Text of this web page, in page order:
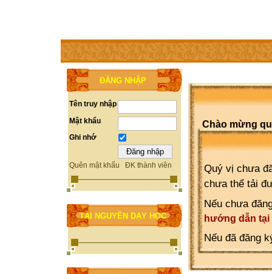
TRANG CHỦ THÀNH VIÊN TRỢ GIÚP WEBSITE
ĐĂNG NHẬP
Tên truy nhập
Mật khẩu
Ghi nhớ
Quên mật khẩu ĐK thành viên
TÀI NGUYÊN DẠY HỌC
Chào mừng
Quý vị chưa
chưa thể tải
Nếu chưa
hướng dẫn tại
Nếu đã đăng